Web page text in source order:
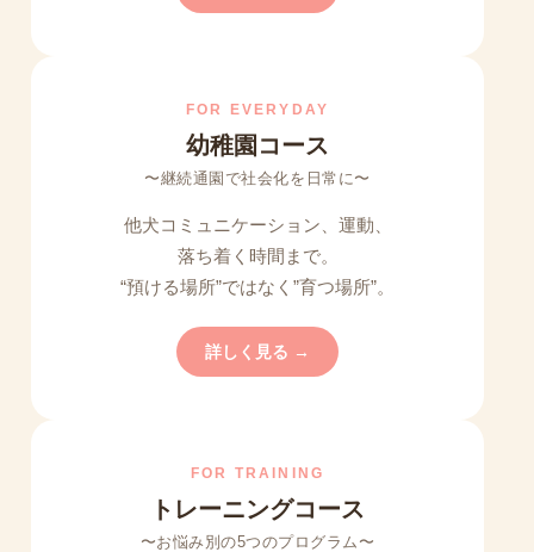
FOR EVERYDAY
幼稚園コース
〜継続通園で社会化を日常に〜
他犬コミュニケーション、運動、
落ち着く時間まで。
“預ける場所”ではなく”育つ場所”。
詳しく見る →
FOR TRAINING
トレーニングコース
〜お悩み別の5つのプログラム〜